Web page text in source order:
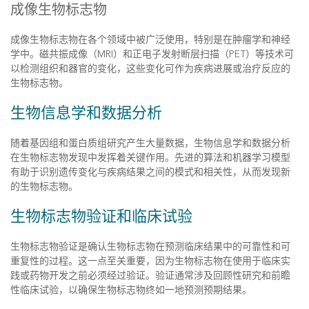
成像生物标志物
成像生物标志物在各个领域中被广泛使用，特别是在肿瘤学和神经
学中。磁共振成像（MRI）和正电子发射断层扫描（PET）等技术可
以检测组织和器官的变化，这些变化可作为疾病进展或治疗反应的
生物标志物。
生物信息学和数据分析
随着基因组和蛋白质组研究产生大量数据，生物信息学和数据分析
在生物标志物发现中发挥着关键作用。先进的算法和机器学习模型
有助于识别遗传变化与疾病结果之间的模式和相关性，从而发现新
的生物标志物。
生物标志物验证和临床试验
生物标志物验证是确认生物标志物在预测临床结果中的可靠性和可
重复性的过程。这一点至关重要，因为生物标志物在使用于临床实
践或药物开发之前必须经过验证。验证通常涉及回顾性研究和前瞻
性临床试验，以确保生物标志物终如一地预测预期结果。